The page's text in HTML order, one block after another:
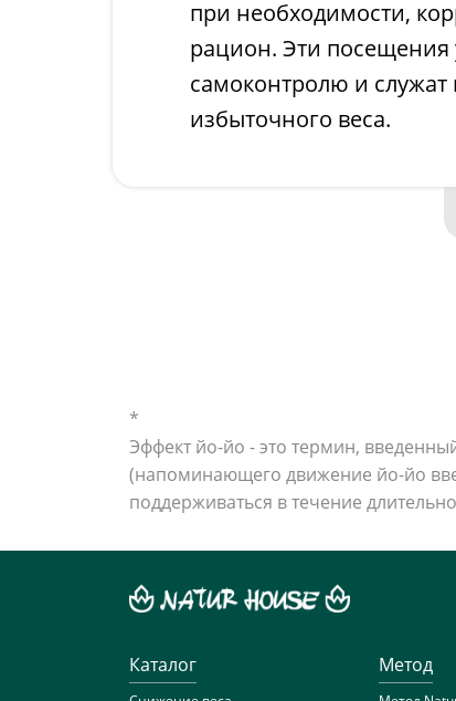
при необходимости,
рацион. Эти посещения
самоконтролю и служат
избыточного веса.
*
Эффект йо-йо - это термин,
(напоминающего движение йо-йо
поддерживаться в течение
Каталог Метод